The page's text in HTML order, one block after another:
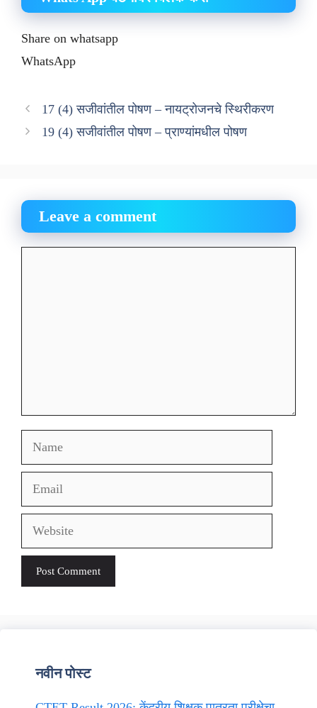
Share on whatsapp
WhatsApp
17 (4) सजीवांतील पोषण – नायट्रोजनचे स्थिरीकरण
19 (4) सजीवांतील पोषण – प्राण्यांमधील पोषण
Leave a comment
Name
Email
Website
नवीन पोस्ट